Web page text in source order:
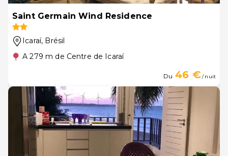
Saint Germain Wind Residence
Icaraí, Brésil
A 279 m de Centre de Icaraí
Du 46 €/ nuit